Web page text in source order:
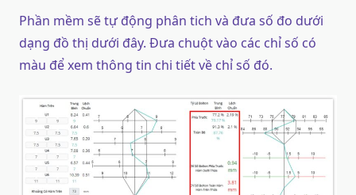
Phần mềm sẽ tự động phân tich và đưa số đo dưới
dạng đồ thị dưới đây. Đưa chuột vào các chỉ số có
màu để xem thông tin chi tiết về chỉ số đó.